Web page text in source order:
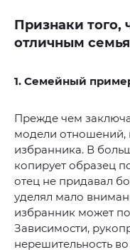
Признаки того,
отличным
1. Семейный
Прежде чем
модели отношений,
избранника. В
копирует образец
отец не придавал
уделял мало
избранник может
Зависимости,
нерешительность